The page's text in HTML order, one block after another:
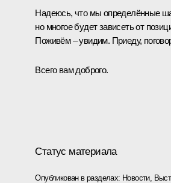
Надеюсь, что мы определённые
но многое будет зависеть от
Поживём – увидим. Приеду,
Всего вам доброго.
Статус материала
Опубликован в разделах: Новости,